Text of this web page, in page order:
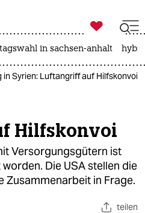
ich

taz zahl ich
in sachsen-anhalt
in Syrien: Luftangriff auf Hilfskonvoi
Hilfskonvoi
Versorgungsgütern ist
Die USA stellen die
Zusammenarbeit in Frage.
teilen